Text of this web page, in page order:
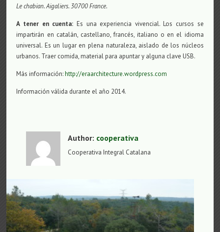
Le chabian. Aigaliers. 30700 France.
A tener en cuenta: Es una experiencia vivencial. Los cursos se
impartirán en catalán, castellano, francés, italiano o en el idioma
universal. Es un lugar en plena naturaleza, aislado de los núcleos
urbanos. Traer comida, material para apuntar y alguna clave USB.
Más información:http://eraarchitecture.wordpress.com
Información válida durante el año 2014.
Author: cooperativa
Cooperativa Integral Catalana